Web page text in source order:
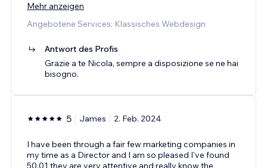
Mehr anzeigen
Angebotene Services: Klassisches Webdesign
Antwort des Profis
Grazie a te Nicola, sempre a disposizione se ne hai
bisogno.
5 James 2. Feb. 2024
I have been through a fair few marketing companies in
my time as a Director and I am so pleased I've found
50.01 they are very attentive and really know the